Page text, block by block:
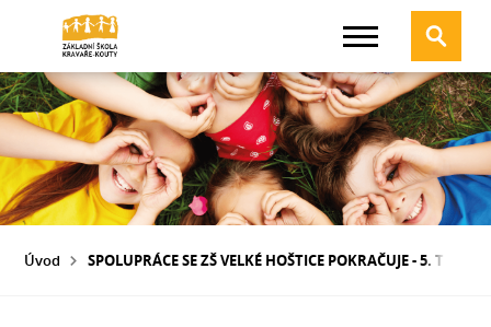
Úvod SPOLUPRÁCE SE ZŠ VELKÉ HOŠTICE POKRAČUJE - 5. TŘÍDA